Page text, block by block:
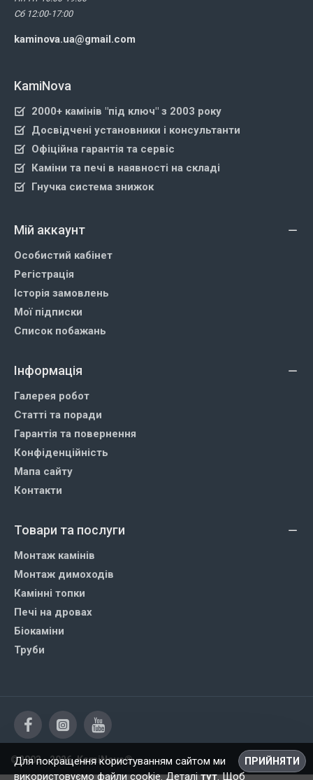
Сб 12:00-17:00
kaminova.ua@gmail.com
KamiNova
2000+ камінів "під ключ" з 2003 року
Досвідчені установники і консультанти
Офіційна гарантія та сервіс
Каміни та печі в наявності на складі
Гнучка система знижок
Мій аккаунт
Особистий кабінет
Регістрація
Історія замовлень
Мої підписки
Список побажань
Інформація
Галерея робот
Статті та поради
Гарантія та повернення
Конфіденційність
Мапа сайту
Контакти
Товари та послуги
Монтаж камінів
Монтаж димоходів
Камінні топки
Печі на дровах
Біокаміни
Труби
©2003 - 2026, KamiNova® ПРИЙНЯТИ
Для покращення користуванням сайтом ми
використовуємо файли cookie. Деталітут. Щоб